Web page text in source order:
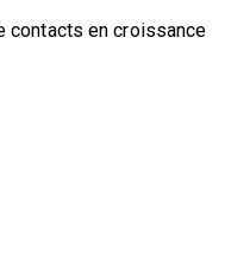
contacts en croissance